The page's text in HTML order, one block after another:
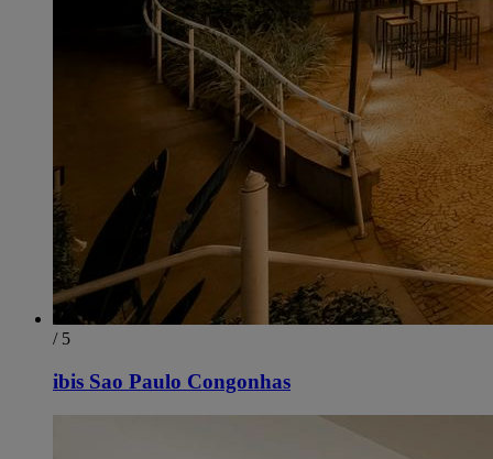
/ 5
ibis Sao Paulo Congonhas